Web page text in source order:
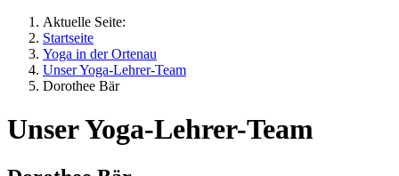
Aktuelle Seite:
Startseite
Yoga in der Ortenau
Unser Yoga-Lehrer-Team
Dorothee Bär
Unser Yoga-Lehrer-Team